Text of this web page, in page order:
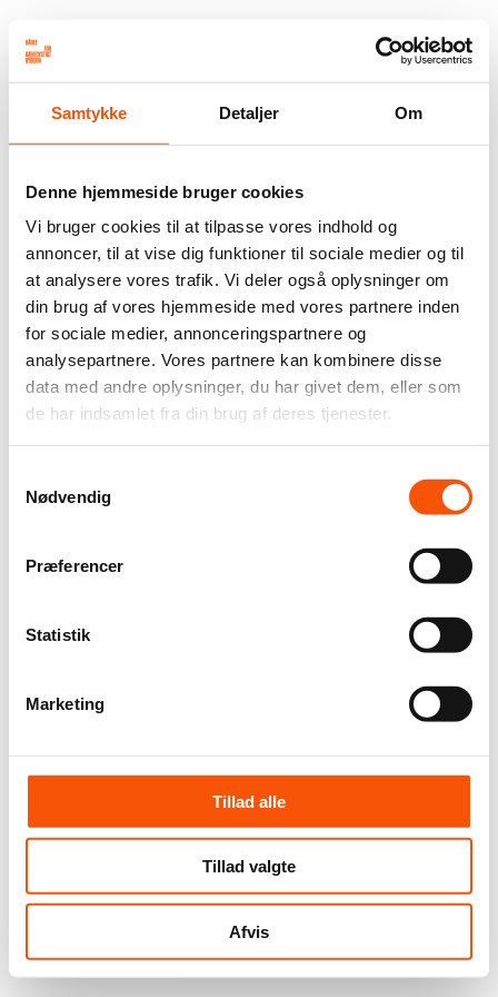
Samtykke Detaljer Om
Denne hjemmeside bruger cookies
Vi bruger cookies til at tilpasse vores indhold og
annoncer, til at vise dig funktioner til sociale medier og til
at analysere vores trafik. Vi deler også oplysninger om
din brug af vores hjemmeside med vores partnere inden
for sociale medier, annonceringspartnere og
analysepartnere. Vores partnere kan kombinere disse
data med andre oplysninger, du har givet dem, eller som
de har indsamlet fra din brug af deres tjenester.
Nødvendig
Præferencer
Statistik
Marketing
Tillad alle
Tillad valgte
Afvis